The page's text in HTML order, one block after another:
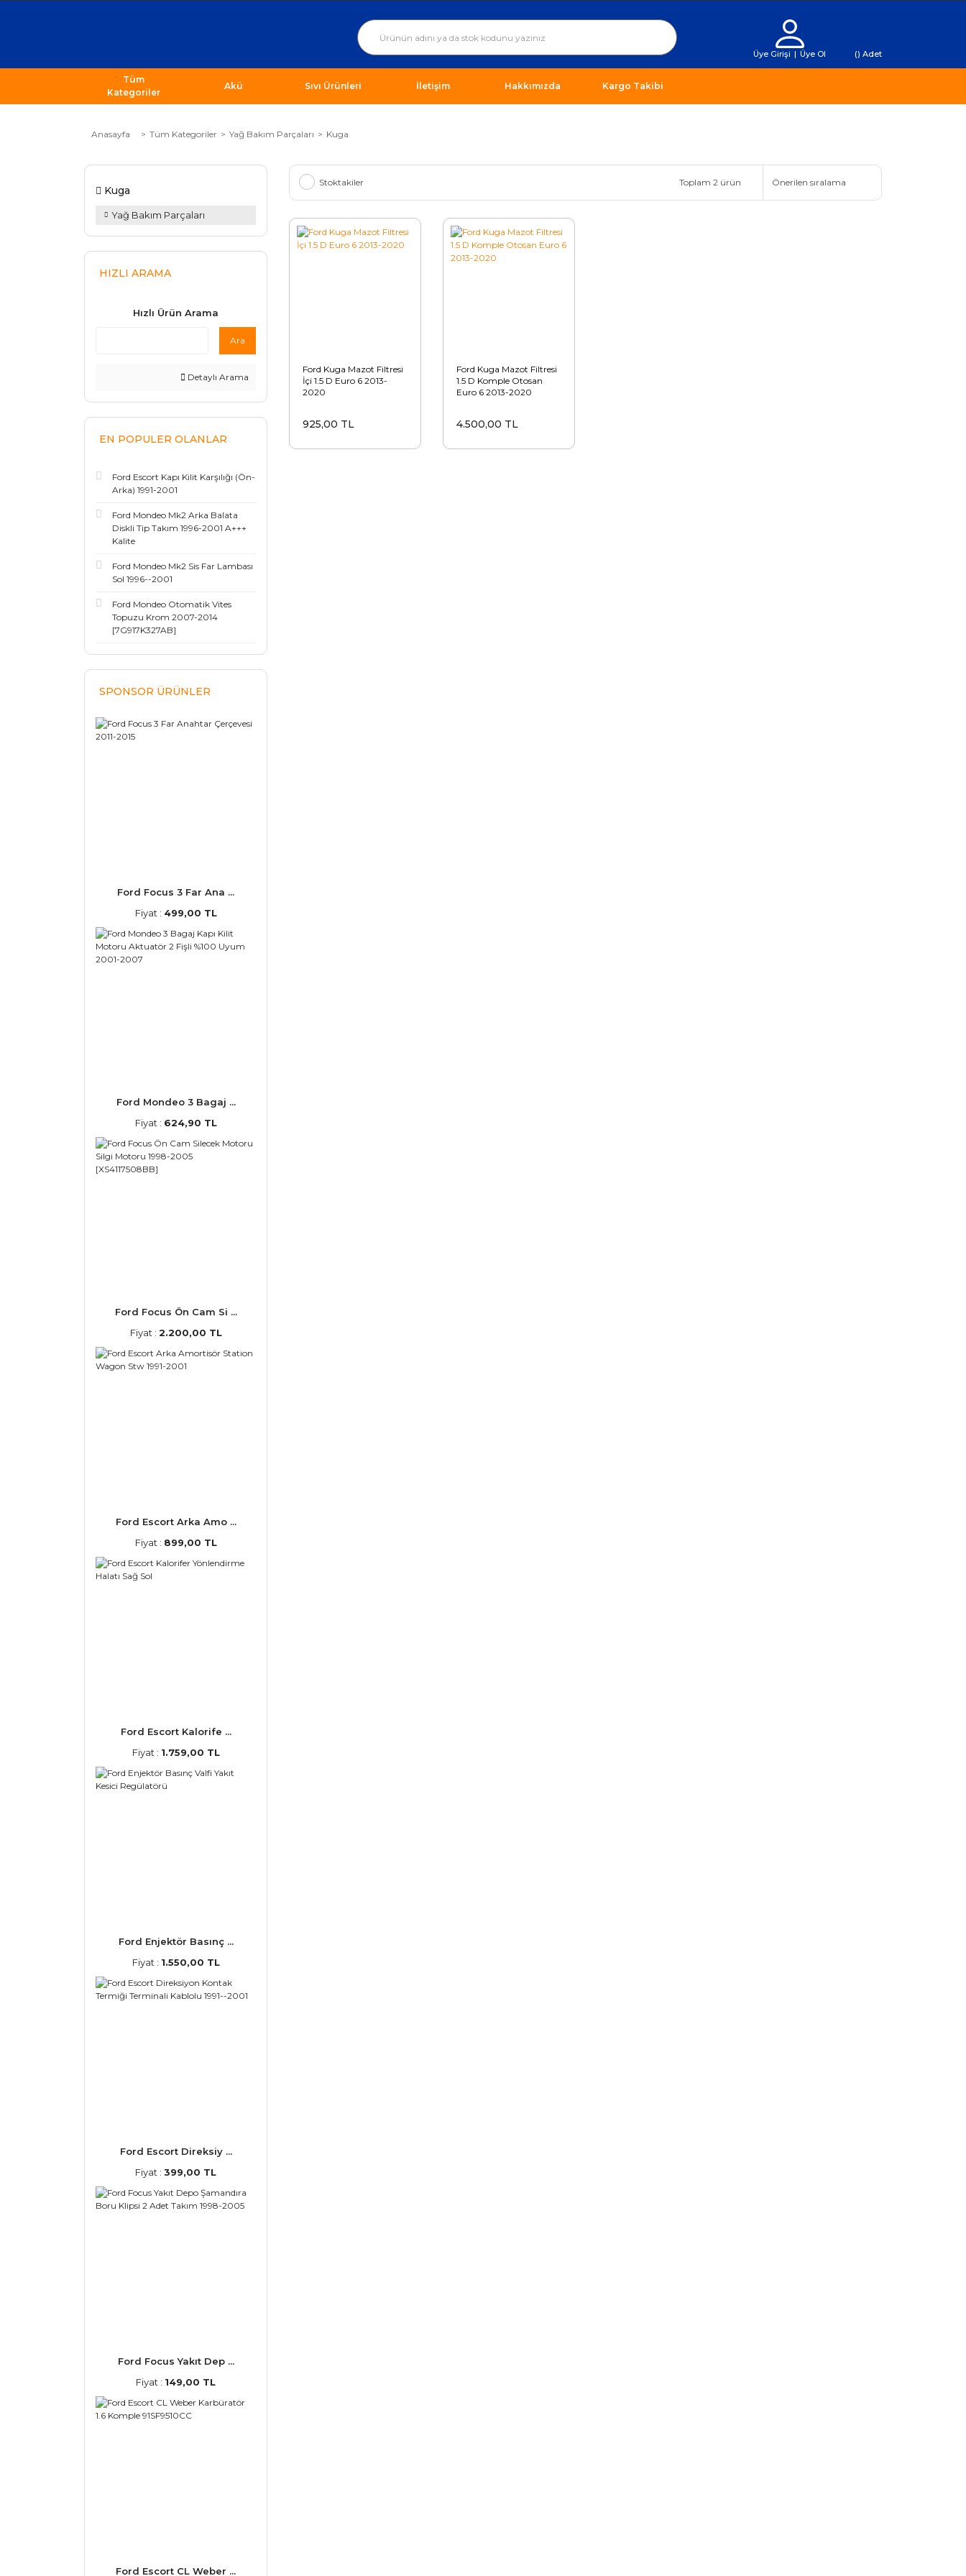
Üye Girişi | Üye Ol () Adet
Tüm
Kategoriler
Akü Sıvı Ürünleri İletişim Hakkımızda Kargo Takibi
Anasayfa Tüm Kategoriler Yağ Bakım Parçaları Kuga
Kuga
Yağ Bakım Parçaları
HIZLI ARAMA
Hızlı Ürün Arama
Ara
Detaylı Arama
EN POPULER OLANLAR
Ford Escort Kapı Kilit Karşılığı (Ön-
Arka) 1991-2001
Ford Mondeo Mk2 Arka Balata
Diskli Tip Takım 1996-2001 A+++
Kalite
Ford Mondeo Mk2 Sis Far Lambası
Sol 1996--2001
Ford Mondeo Otomatik Vites
Topuzu Krom 2007-2014
[7G917K327AB]
SPONSOR ÜRÜNLER
Ford Focus 3 Far Ana ...
Fiyat : 499,00 TL
Ford Mondeo 3 Bagaj ...
Fiyat : 624,90 TL
Ford Focus Ön Cam Si ...
Fiyat : 2.200,00 TL
Ford Escort Arka Amo ...
Fiyat : 899,00 TL
Ford Escort Kalorife ...
Fiyat : 1.759,00 TL
Ford Enjektör Basınç ...
Fiyat : 1.550,00 TL
Ford Escort Direksiy ...
Fiyat : 399,00 TL
Ford Focus Yakıt Dep ...
Fiyat : 149,00 TL
Ford Escort CL Weber ...
Stoktakiler Toplam 2 ürün
Ford Kuga Mazot Filtresi
İçi 1.5 D Euro 6 2013-
2020
925,00 TL
Ford Kuga Mazot Filtresi
1.5 D Komple Otosan
Euro 6 2013-2020
4.500,00 TL